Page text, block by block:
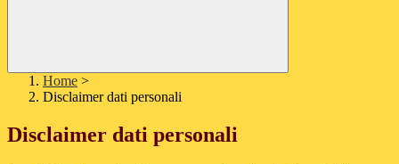
Home >
Disclaimer dati personali
Disclaimer dati personali